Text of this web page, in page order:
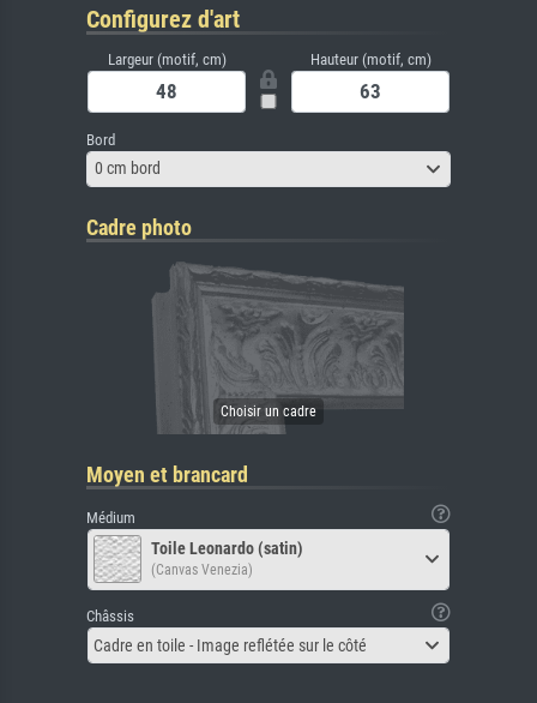
Configurez d'art
Largeur (motif, cm) Hauteur (motif, cm)
Bord
0 cm bord
Cadre photo
Moyen et brancard
Médium
Toile Leonardo (satin)
(Canvas Venezia)
Châssis
Cadre en toile - Image reflétée sur le côté